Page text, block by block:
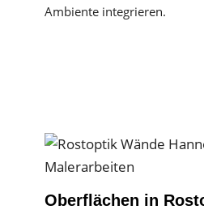
Ambiente integrieren.
Oberflächen in